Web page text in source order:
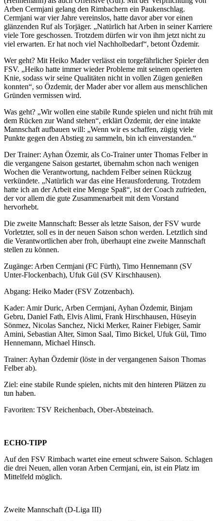
Arben Cermjani gelang den Rimbachern ein Paukenschlag.
Cermjani war vier Jahre vereinslos, hatte davor aber vor einen
glänzenden Ruf als Torjäger. „Natürlich hat Arben in seiner Karriere
viele Tore geschossen. Trotzdem dürfen wir von ihm jetzt nicht zu
viel erwarten. Er hat noch viel Nachholbedarf“, betont Özdemir.
Wer geht? Mit Heiko Mader verlässt ein torgefährlicher Spieler den
FSV. „Heiko hatte immer wieder Probleme mit seinem operierten
Knie, sodass wir seine Qualitäten nicht in vollen Zügen genießen
konnten“, so Özdemir, der Mader aber vor allem aus menschlichen
Gründen vermissen wird.
Was geht? „Wir wollen eine stabile Runde spielen und nicht früh mit
dem Rücken zur Wand stehen“, erklärt Özdemir, der eine intakte
Mannschaft aufbauen will: „Wenn wir es schaffen, zügig viele
Punkte gegen den Abstieg zu sammeln, bin ich einverstanden.“
Der Trainer: Ayhan Özemir, als Co-Trainer unter Thomas Felber in
die vergangene Saison gestartet, übernahm schon nach wenigen
Wochen die Verantwortung, nachdem Felber seinen Rückzug
verkündete. „Natürlich war das eine Herausforderung. Trotzdem
hatte ich an der Arbeit eine Menge Spaß“, ist der Coach zufrieden,
der vor allem die gute Zusammenarbeit mit dem Vorstand
hervorhebt.
Die zweite Mannschaft: Besser als letzte Saison, der FSV wurde
Vorletzter, soll es in der neuen Saison schon werden. Letztlich sind
die Verantwortlichen aber froh, überhaupt eine zweite Mannschaft
stellen zu können.
Zugänge: Arben Cermjani (FC Fürth), Timo Hennemann (SV
Unter-Flockenbach), Ufuk Gül (SV Kirschhausen).
Abgang: Heiko Mader (FSV Zotzenbach).
Kader: Amir Duric, Arben Cermjani, Ayhan Özdemir, Binjam
Gebru, Daniel Fath, Elvis Alimi, Frank Hirschhausen, Hüseyin
Sönmez, Nicolas Sanchez, Nicki Merker, Rainer Fiebiger, Samir
Amini, Sebastian Alter, Simon Saal, Timo Bickel, Ufuk Gül, Timo
Hennemann, Michael Hinsch.
Trainer: Ayhan Özdemir (löste in der vergangenen Saison Thomas
Felber ab).
Ziel: eine stabile Runde spielen, nichts mit den hinteren Plätzen zu
tun haben.
Favoriten: TSV Reichenbach, Ober-Abtsteinach.
ECHO-TIPP
Auf den FSV Rimbach wartet eine erneut schwere Saison. Schlagen
die drei Neuen, allen voran Arben Cermjani, ein, ist ein Platz im
Mittelfeld möglich.
Zweite Mannschaft (D-Liga III)